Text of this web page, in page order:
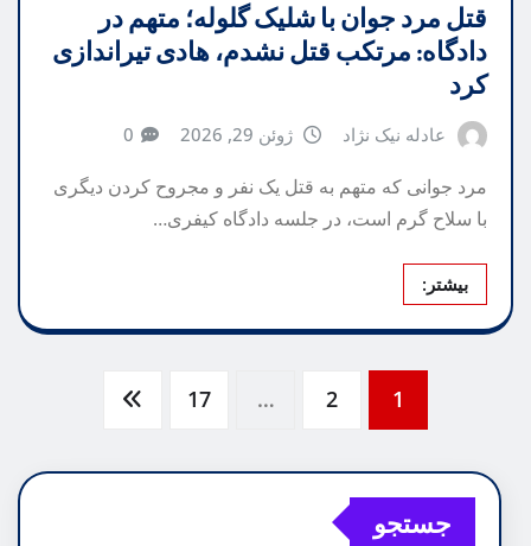
قتل مرد جوان با شلیک گلوله؛ متهم در
دادگاه: مرتکب قتل نشدم، هادی تیراندازی
کرد
عادله نیک نژاد ژوئن 29, 2026 0
مرد جوانی که متهم به قتل یک نفر و مجروح کردن دیگری
با سلاح گرم است، در جلسه دادگاه کیفری…
بیشتر:
صفحه‌بندی
نوشته‌ها
1
2
…
17
جستجو